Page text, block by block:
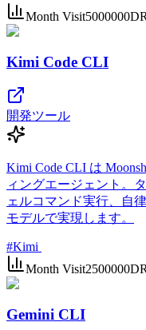
Month Visit5000000
Kimi Code CLI
開発ツール
Kimi Code CLI は
ィングエージェント。
ェルコマンド実行、自
モデルで実現します。
#Kimi
Month Visit2500000
Gemini CLI